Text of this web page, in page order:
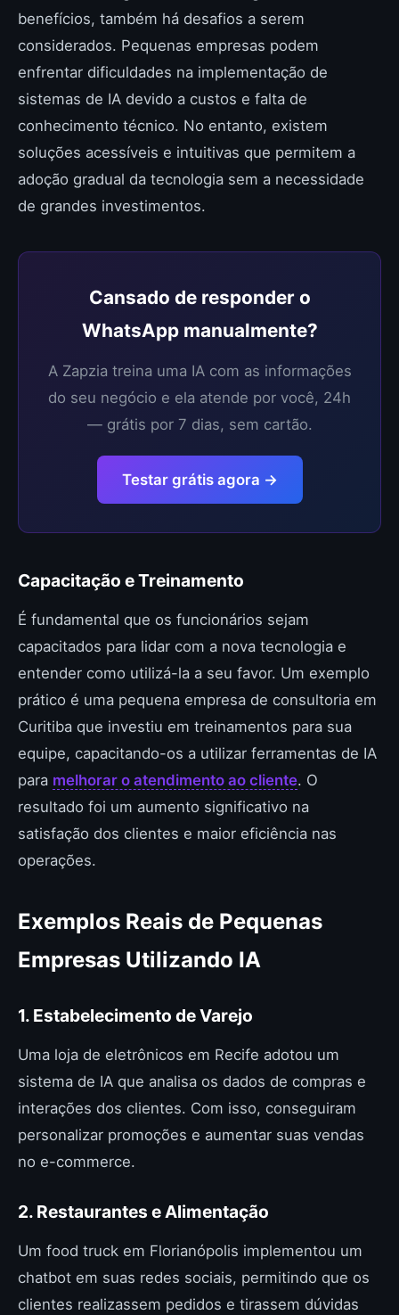
benefícios, também há desafios a serem
considerados. Pequenas empresas podem
enfrentar dificuldades na implementação de
sistemas de IA devido a custos e falta de
conhecimento técnico. No entanto, existem
soluções acessíveis e intuitivas que permitem a
adoção gradual da tecnologia sem a necessidade
de grandes investimentos.
Cansado de responder o
WhatsApp manualmente?
A Zapzia treina uma IA com as informações
do seu negócio e ela atende por você, 24h
— grátis por 7 dias, sem cartão.
Testar grátis agora →
Capacitação e Treinamento
É fundamental que os funcionários sejam
capacitados para lidar com a nova tecnologia e
entender como utilizá-la a seu favor. Um exemplo
prático é uma pequena empresa de consultoria em
Curitiba que investiu em treinamentos para sua
equipe, capacitando-os a utilizar ferramentas de IA
para melhorar o atendimento ao cliente. O
resultado foi um aumento significativo na
satisfação dos clientes e maior eficiência nas
operações.
Exemplos Reais de Pequenas
Empresas Utilizando IA
1. Estabelecimento de Varejo
Uma loja de eletrônicos em Recife adotou um
sistema de IA que analisa os dados de compras e
interações dos clientes. Com isso, conseguiram
personalizar promoções e aumentar suas vendas
no e-commerce.
2. Restaurantes e Alimentação
Um food truck em Florianópolis implementou um
chatbot em suas redes sociais, permitindo que os
clientes realizassem pedidos e tirassem dúvidas